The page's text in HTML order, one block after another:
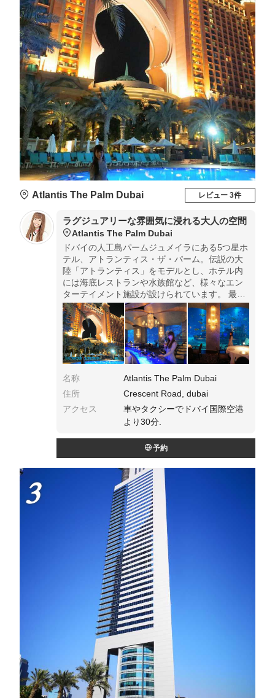
Atlantis The Palm Dubai レビュー 3件
ラグジュアリーな雰囲気に浸れる大人の空間
Atlantis The Palm Dubai
ドバイの人工島パームジュメイラにある5つ星ホ
テル、アトランティス・ザ・パーム。伝説の大
陸「アトランティス」をモデルとし、ホテル内
には海底レストランや水族館など、様々なエン
ターテイメント施設が設けられています。 最高
級のスイートルームは、なんと1泊約275万円ら
しいです^^
名称
Atlantis The Palm Dubai
住所
Crescent Road, dubai
アクセス
車やタクシーでドバイ国際空港
より30分.
予約
3